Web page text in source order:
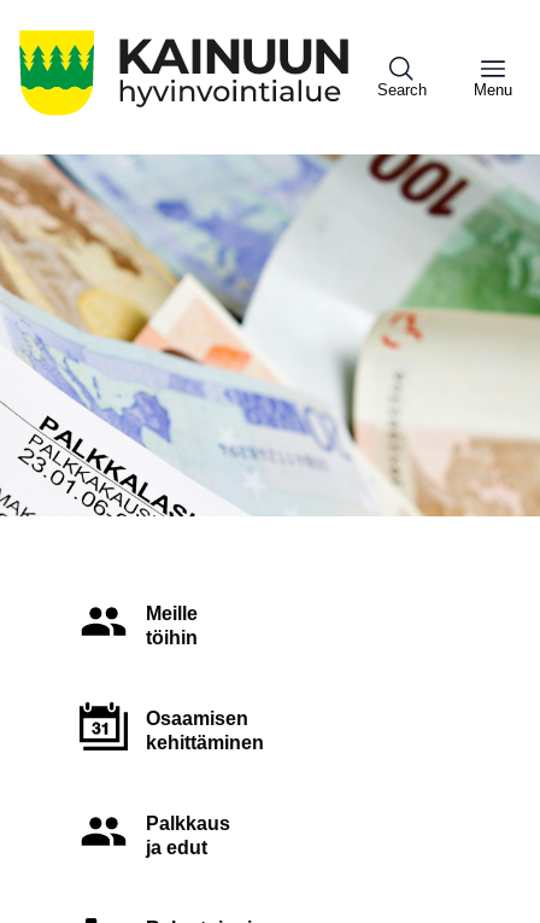
pääsisältöön
Search Menu
Sote
Menu
Asiakkaille
Meille
töihin
Osaamisen
kehittäminen
Palkkaus
ja edut